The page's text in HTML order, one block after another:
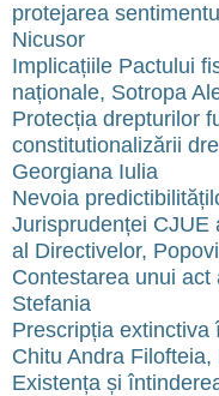
protejarea
Nicusor
Implicațiile Pactului
naționale, Sotropa
Protecția drepturilor
constitutionalizării
Georgiana Iulia
Nevoia
Jurisprudenței CJUE
al Directivelor,
Contestarea unui
Stefania
Prescripția extinctiva
Chitu Andra
Existența și